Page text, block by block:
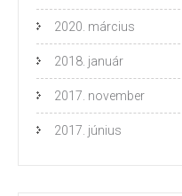
2020. március
2018. január
2017. november
2017. június